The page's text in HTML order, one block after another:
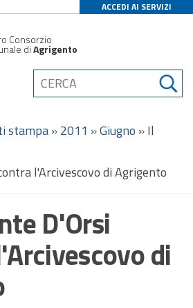
ACCEDI AI SERVIZI
Consorzio
diAgrigento
stampa»2011 »Giugno »Il
l'Arcivescovo di Agrigento
D'Orsi
di